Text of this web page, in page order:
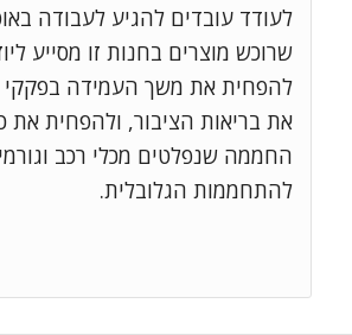
לעודד עובדים להגיע לעבודה
שרוכש מוצרים בחנות זו מסייע
להפחית את משך העמידה
את בריאות הציבור, ולהפחית את
החממה שנפלטים מכלי רכב
להתחממות הגלובלית.